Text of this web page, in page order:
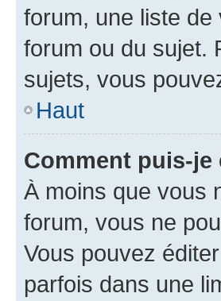
forum, une liste de
forum ou du sujet.
sujets, vous
Haut
Comment puis-
À moins que vous
forum, vous ne
Vous pouvez
parfois dans une